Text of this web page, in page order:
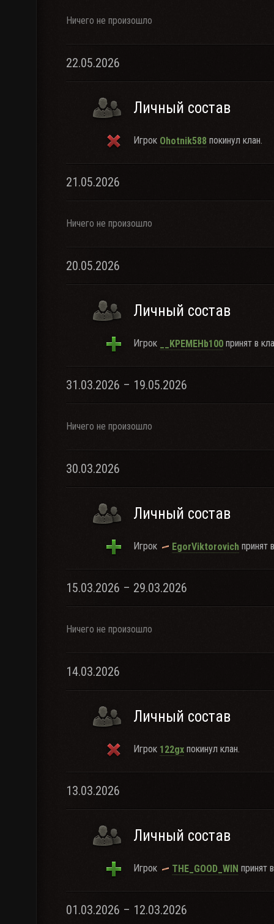
Ничего не произошло
22.05.2026
Личный состав
Игрок Ohotnik588 покинул клан.
21.05.2026
Ничего не произошло
20.05.2026
Личный состав
Игрок __KPEMEHb100 принят в
31.03.2026 – 19.05.2026
Ничего не произошло
30.03.2026
Личный состав
Игрок EgorViktorovich принят
15.03.2026 – 29.03.2026
Ничего не произошло
14.03.2026
Личный состав
Игрок 122gx покинул клан.
13.03.2026
Личный состав
Игрок THE_GOOD_WlN принят
01.03.2026 – 12.03.2026